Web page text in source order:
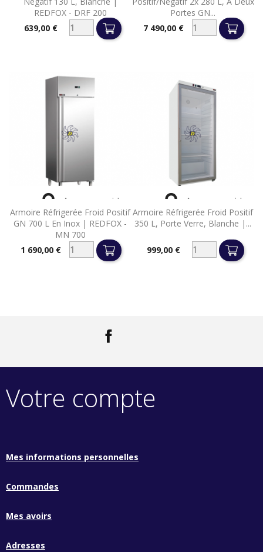
REDFOX - DRF 200
Prix639,00 €
Portes GN...
Prix7 490,00 €
Armoire Réfrigerée Froid Positif
GN 700 L En Inox | REDFOX -
MN 700
Prix1 690,00 €
 Aperçu rapide
Armoire Réfrigerée Froid Positif
350 L, Porte Verre, Blanche |...
Prix999,00 €
 Aperçu rapide
Votre compte
Mes informations personnelles
Commandes
Mes avoirs
Adresses